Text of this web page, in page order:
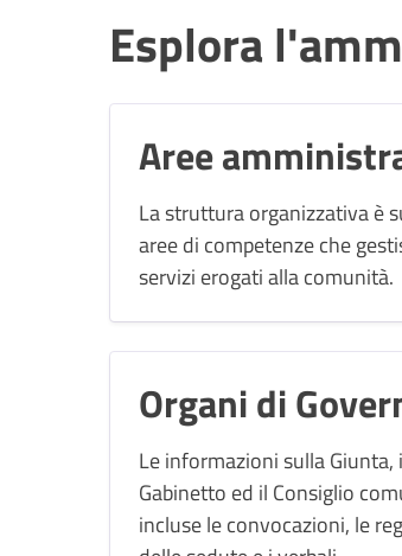
Esplora
Aree
La struttura organizzativa è
aree di competenze che
servizi erogati alla comunità.
Organi di
Le informazioni sulla Giunta,
Gabinetto ed il Consiglio
incluse le convocazioni, le